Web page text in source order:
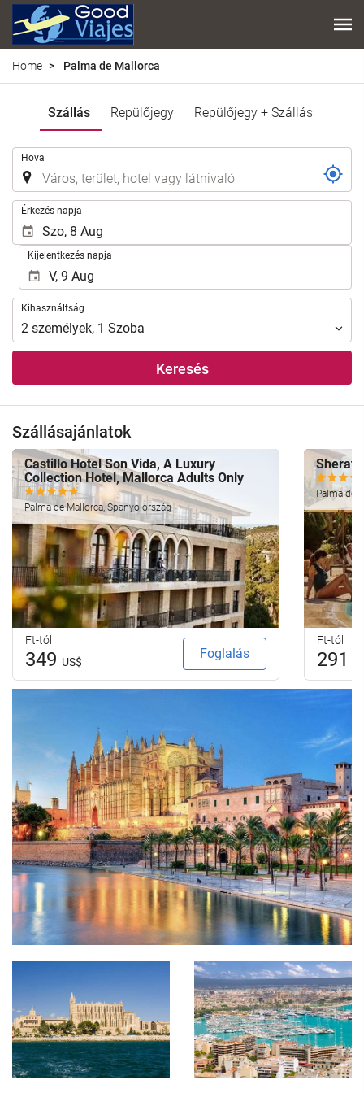
Home Palma de Mallorca
Szállás Repülőjegy Repülőjegy + Szállás
Hova
Érkezés napja
Kijelentkezés napja
Kihasználtság
Kihasználtság
2 személyek, 1 Szoba
Keresés
Szállásajánlatok
Castillo Hotel Son Vida, A Luxury
Collection Hotel, Mallorca Adults Only
Palma de Mallorca, Spanyolország
Ft-tól
349 US$
Foglalás
Palma de
Ft-tól
291